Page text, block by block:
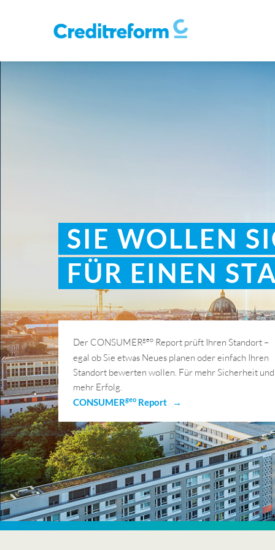
Der CONSUMERgeo Report prüft Ihren Standort –
egal ob Sie etwas Neues planen oder einfach Ihren
Standort bewerten wollen. Für mehr Sicherheit und
mehr Erfolg.
CONSUMERgeo Report →
FÜR EINEN
SIE WOLLEN